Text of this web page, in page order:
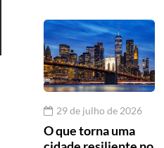
29 de julho de 2026
O que torna uma